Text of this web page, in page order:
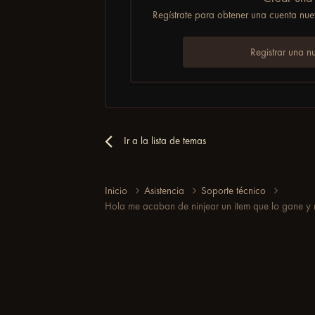
Regístrate para obtener una cuenta
Registrar una
Ir a la lista de temas
Inicio Asistencia
Soporte técnico
Hola me acaban de ninjear un item que lo gane